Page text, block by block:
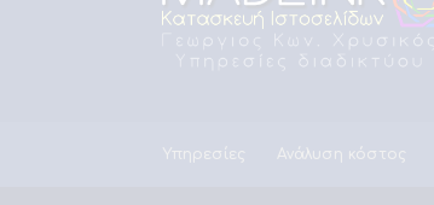
Υπηρεσίες Ανάλυση κόστος